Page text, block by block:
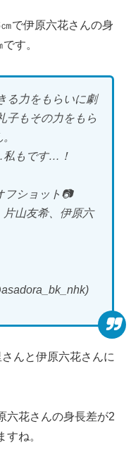
で伊原六花さんの身
す。
る力をもらいに劇
子もその力をもら
私もです…！
フショット📷
片山友希、伊原六
んと伊原六花さんに
六花さんの身長差が2
ね。